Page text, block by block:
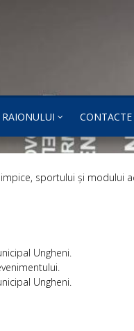
CONTACTE
sportului și modului
Ungheni.
Ungheni.